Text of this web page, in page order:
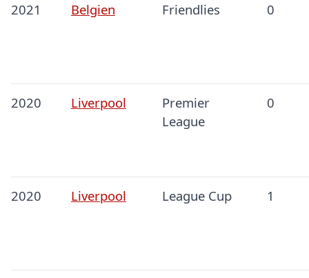
2021 Belgien Friendlies 0
2020 Liverpool
Premier
League
0
2020 Liverpool League Cup 1